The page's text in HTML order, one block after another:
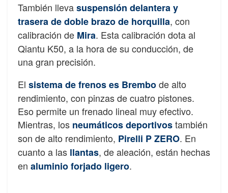
También llevasuspensión delantera y
trasera de doble brazo de horquilla, con
calibración de Mira. Esta calibración dota al
Qiantu K50, a la hora de su conducción, de
una gran precisión.
El sistema de frenos es Brembode alto
rendimiento, con pinzas de cuatro pistones.
Eso permite un frenado lineal muy efectivo.
Mientras, los neumáticos deportivostambién
son de alto rendimiento, Pirelli P ZERO. En
cuanto a las llantas, de aleación, están hechas
en aluminio forjado ligero.